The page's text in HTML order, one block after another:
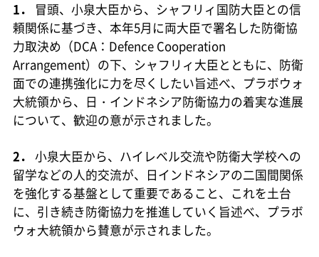
1． 冒頭、小泉大臣から、シャフリィ国防大臣との信
頼関係に基づき、本年5月に両大臣で署名した防衛協
力取決め（DCA：Defence Cooperation
Arrangement）の下、シャフリィ大臣とともに、防衛
面での連携強化に力を尽くしたい旨述べ、プラボウォ
大統領から、日・インドネシア防衛協力の着実な進展
について、歓迎の意が示されました。
2． 小泉大臣から、ハイレベル交流や防衛大学校への
留学などの人的交流が、日インドネシアの二国間関係
を強化する基盤として重要であること、これを土台
に、引き続き防衛協力を推進していく旨述べ、プラボ
ウォ大統領から賛意が示されました。